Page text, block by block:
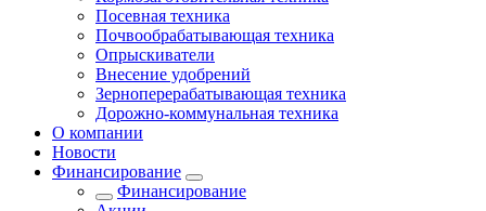
Посевная техника
Почвообрабатывающая техника
Опрыскиватели
Внесение удобрений
Зерноперерабатывающая техника
Дорожно-коммунальная техника
О компании
Новости
Финансирование
Финансирование